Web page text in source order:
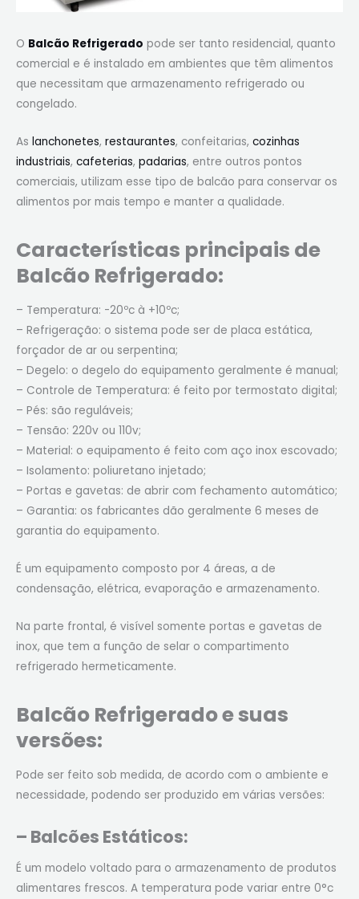
O Balcão Refrigerado pode ser tanto residencial, quanto
comercial e é instalado em ambientes que têm alimentos
que necessitam que armazenamento refrigerado ou
congelado.
As lanchonetes, restaurantes, confeitarias, cozinhas
industriais, cafeterias, padarias, entre outros pontos
comerciais, utilizam esse tipo de balcão para conservar os
alimentos por mais tempo e manter a qualidade.
Características principais de
Balcão Refrigerado:
– Temperatura: -20ºc à +10ºc;
– Refrigeração: o sistema pode ser de placa estática,
forçador de ar ou serpentina;
– Degelo: o degelo do equipamento geralmente é manual;
– Controle de Temperatura: é feito por termostato digital;
– Pés: são reguláveis;
– Tensão: 220v ou 110v;
– Material: o equipamento é feito com aço inox escovado;
– Isolamento: poliuretano injetado;
– Portas e gavetas: de abrir com fechamento automático;
– Garantia: os fabricantes dão geralmente 6 meses de
garantia do equipamento.
É um equipamento composto por 4 áreas, a de
condensação, elétrica, evaporação e armazenamento.
Na parte frontal, é visível somente portas e gavetas de
inox, que tem a função de selar o compartimento
refrigerado hermeticamente.
Balcão Refrigerado e suas
versões:
Pode ser feito sob medida, de acordo com o ambiente e
necessidade, podendo ser produzido em várias versões:
– Balcões Estáticos:
É um modelo voltado para o armazenamento de produtos
alimentares frescos. A temperatura pode variar entre 0°c